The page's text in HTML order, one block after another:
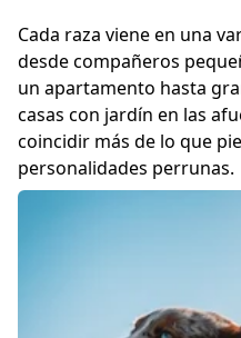
Cada raza viene en una
desde compañeros
un apartamento hasta
casas con jardín en las
coincidir más de lo que
personalidades perrunas.